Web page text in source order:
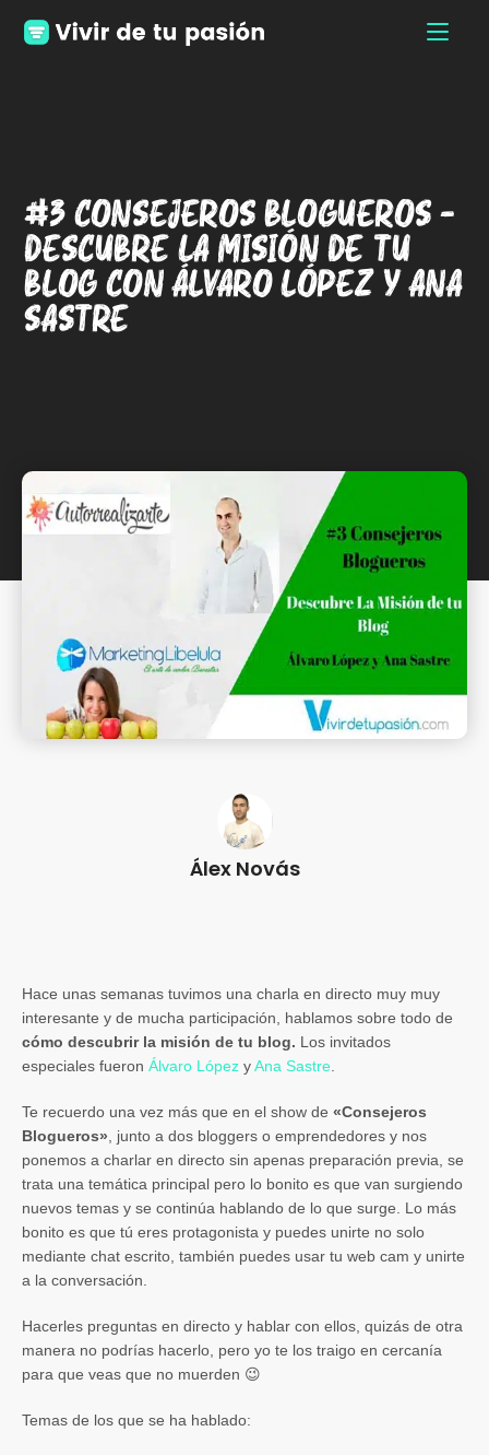
#3 Consejeros Blogueros –
Descubre La Misión de tu
Blog con Álvaro López y Ana
Sastre
Álex Novás
Hace unas semanas tuvimos una charla en directo muy muy
interesante y de mucha participación, hablamos sobre todo de
cómo descubrir la misión de tu blog. Los invitados
especiales fueron Álvaro López yAna Sastre
Te recuerdo una vez más que en el show de «Consejeros
Blogueros» , junto a dos bloggers o emprendedores y nos
ponemos a charlar en directo sin apenas preparación previa, se
trata una temática principal pero lo bonito es que van surgiendo
nuevos temas y se continúa hablando de lo que surge. Lo más
bonito es que tú eres protagonista y puedes unirte no solo
mediante chat escrito, también puedes usar tu web cam y unirte
a la conversación.
Hacerles preguntas en directo y hablar con ellos, quizás de otra
manera no podrías hacerlo, pero yo te los traigo en cercanía
para que veas que no muerden 😉
Temas de los que se ha hablado: